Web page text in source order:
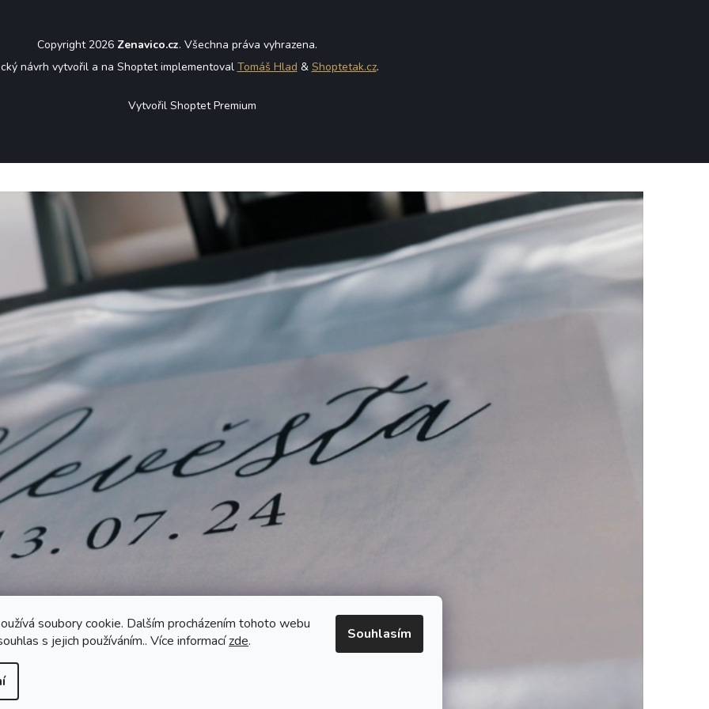
soubory cookie. Dalším procházením tohoto webu
s jejich používáním.. Více informacízde. Souhlasím
Copyright 2026 Zenavico.cz. Všechna práva vyhrazena.
návrh vytvořil a na Shoptet implementoval Tomáš Hlad & Shoptetak.cz.
Vytvořil Shoptet Premium